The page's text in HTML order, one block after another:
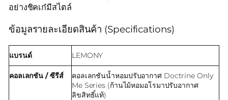
อย่างชิคเก๋มีสไตล์
ข้อมูลรายละเอียดสินค้า (Specifications)
แบรนด์ LEMONY
คอลเลกชัน / ซีรีส์
คอลเลกชันน้ำหอมปรับอากาศ Doctrine Only
Me Series (ก้านไม้หอมอโรมาปรับอากาศ
ลิขสิทธิ์แท้)